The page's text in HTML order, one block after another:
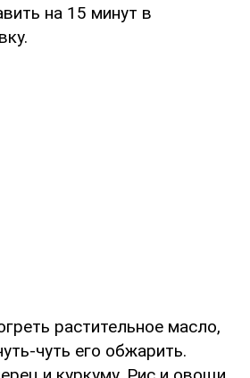
на 15 минут в
растительное масло,
чуть его обжарить.